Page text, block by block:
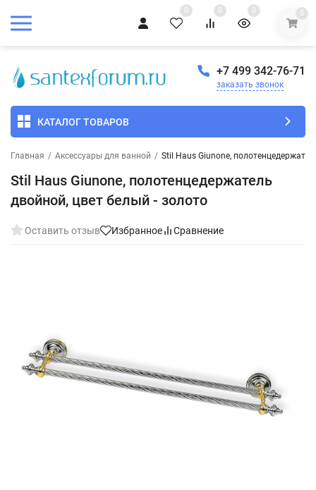
0 0 0 0
+7 499 342-76-71
заказать звонок
КАТАЛОГ ТОВАРОВ
Главная / Аксессуары для ванной / Stil Haus Giunone,
Stil Haus Giunone, полотенцедержатель
двойной, цвет белый - золото
Оставить отзыв Избранное Сравнение